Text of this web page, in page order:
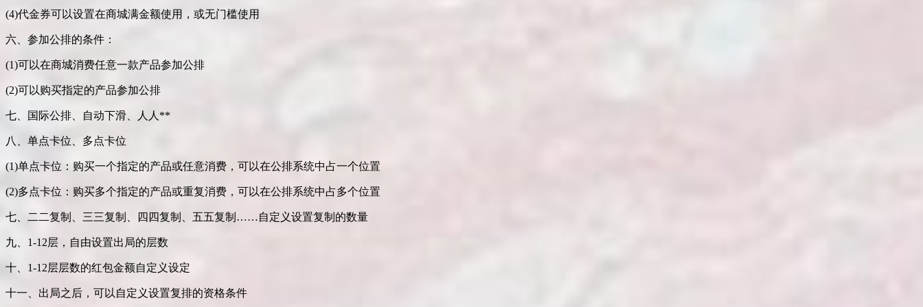
(4)代金券可以设置在商城满金额使用，或无门槛使用
六、参加公排的条件：
(1)可以在商城消费任意一款产品参加公排
(2)可以购买指定的产品参加公排
七、国际公排、自动下滑、人人**
八、单点卡位、多点卡位
(1)单点卡位：购买一个指定的产品或任意消费，可以在公排系统中占一个位置
(2)多点卡位：购买多个指定的产品或重复消费，可以在公排系统中占多个位置
七、二二复制、三三复制、四四复制、五五复制……自定义设置复制的数量
九、1-12层，自由设置出局的层数
十、1-12层层数的红包金额自定义设定
十一、出局之后，可以自定义设置复排的资格条件